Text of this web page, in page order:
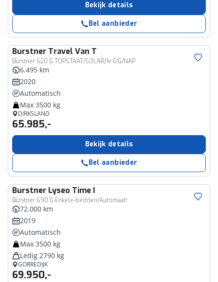
Bekijk details
Bel aanbieder
Burstner Travel Van T
Bürstner 620 G TOPSTAAT/SOLAR/1e EIG/NAP
6.495 km
2020
Automatisch
Max 3500 kg
DIRKSLAND
65.985,-
Bekijk details
Bel aanbieder
Burstner Lyseo Time I
Bürstner 690 G Enkele-bedden/Automaat!
72.000 km
2019
Automatisch
Max 3500 kg
Ledig 2790 kg
GORREDIJK
69.950,-